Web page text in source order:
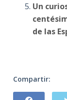
Un
de las
Compartir: